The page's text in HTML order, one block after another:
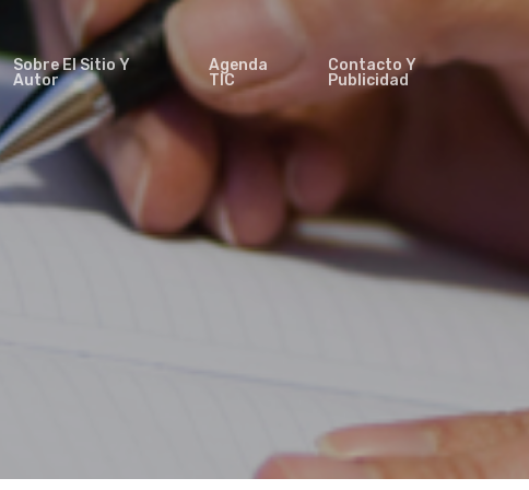
Sobre El Sitio Y
Autor
Agenda
TIC
Contacto Y
Publicidad